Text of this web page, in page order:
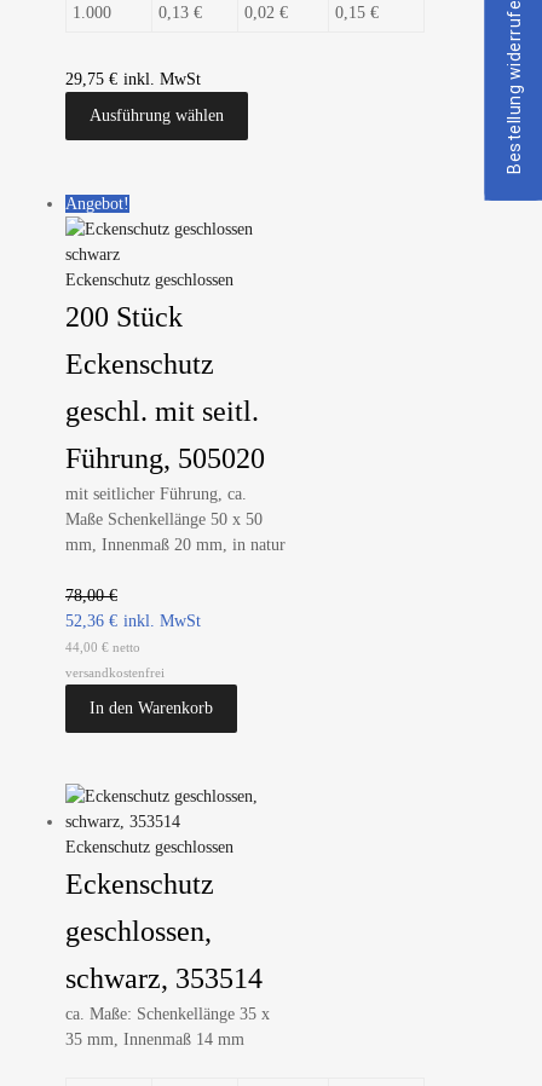
1.000 0,13 € 0,02 € 0,15 €
29,75 €
Ausführung wählen
Angebot!
Eckenschutz geschlossen
200 Stück
Eckenschutz
geschl. mit seitl.
Führung, 505020
mit seitlicher Führung, ca.
Maße Schenkellänge 50 x 50
mm, Innenmaß 20 mm, in natur
78,00€
52,36 €
44,00 € netto
versandkostenfrei
In den Warenkorb
Eckenschutz geschlossen
Eckenschutz
geschlossen,
schwarz, 353514
ca. Maße: Schenkellänge 35 x
35 mm, Innenmaß 14 mm
Bestellung widerrufen